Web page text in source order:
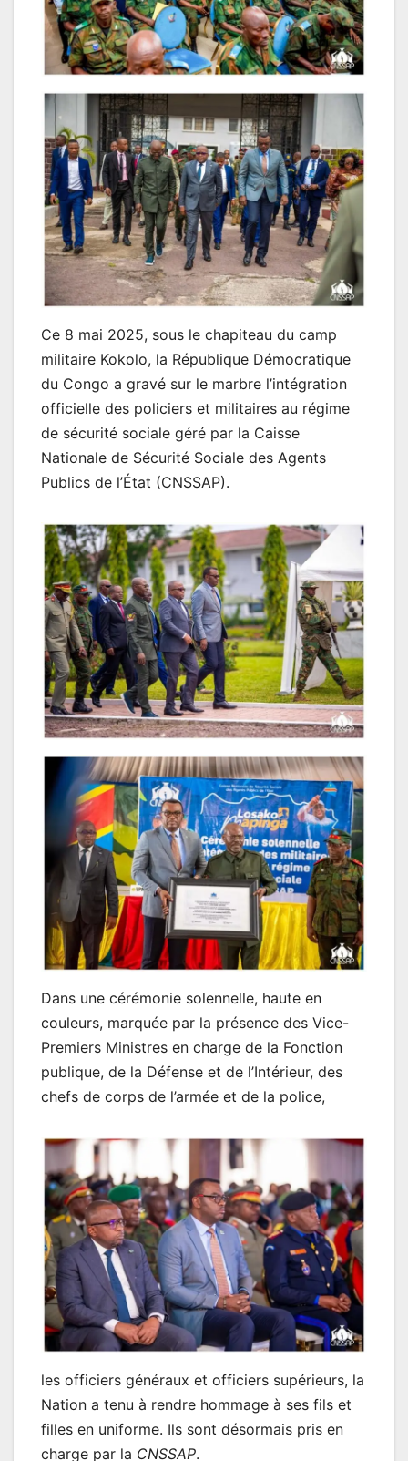
Ce 8 mai 2025, sous le chapiteau du camp
militaire Kokolo, la République Démocratique
du Congo a gravé sur le marbre l’intégration
officielle des policiers et militaires au régime
de sécurité sociale géré par la Caisse
Nationale de Sécurité Sociale des Agents
Publics de l’État (CNSSAP).
Dans une cérémonie solennelle, haute en
couleurs, marquée par la présence des Vice-
Premiers Ministres en charge de la Fonction
publique, de la Défense et de l’Intérieur, des
chefs de corps de l’armée et de la police,
les officiers généraux et officiers supérieurs, la
Nation a tenu à rendre hommage à ses fils et
filles en uniforme. Ils sont désormais pris en
charge par la CNSSAP.